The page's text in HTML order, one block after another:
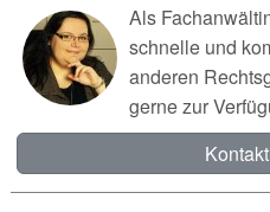
Als
schnelle und
anderen
gerne zur